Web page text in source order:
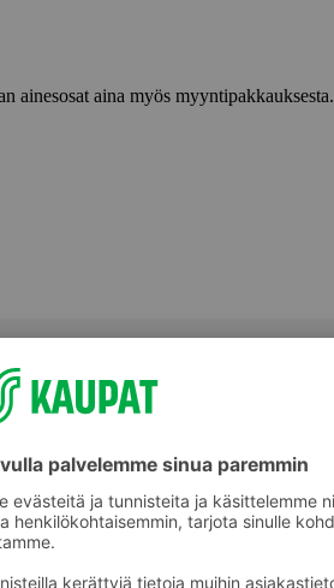
ainesosat aina myös myyntipakkauksesta.